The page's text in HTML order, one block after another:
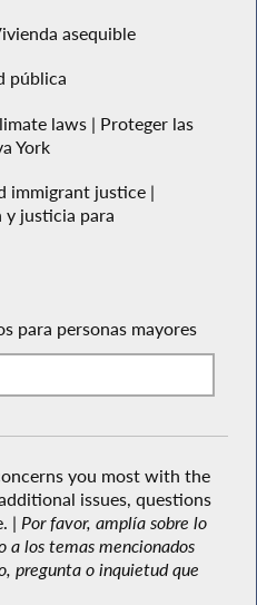
asequible
pública
laws | Proteger las
York
immigrant justice |
y justicia para
para personas mayores
you most with the
issues, questions
| Por favor, amplía sobre lo
a los temas mencionados
pregunta o inquietud que